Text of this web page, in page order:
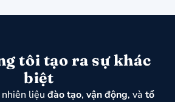
tôi tạo ra sự khác
biệt
liệu đào tạo, vận động, và tổ